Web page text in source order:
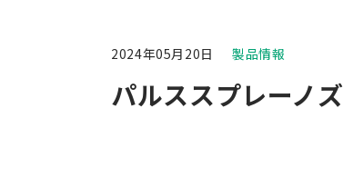
2024年05月20日 製品情報
パルススプレーノ